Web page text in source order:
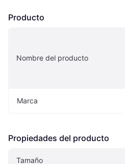
Producto
Nombre del producto
Marca
Propiedades del producto
Tamaño